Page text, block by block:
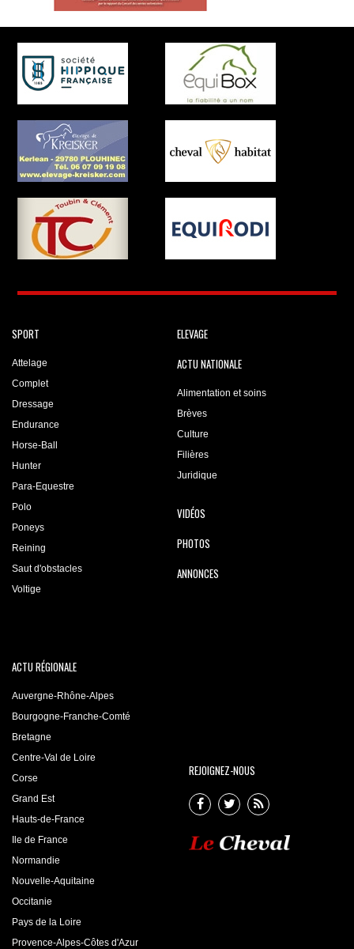
SPORT
Attelage
Complet
Dressage
Endurance
Horse-Ball
Hunter
Para-Equestre
Polo
Poneys
Reining
Saut d'obstacles
Voltige
ELEVAGE
ACTU NATIONALE
Alimentation et soins
Brèves
Culture
Filières
Juridique
VIDÉOS
PHOTOS
ANNONCES
ACTU RÉGIONALE
Auvergne-Rhône-Alpes
Bourgogne-Franche-Comté
Bretagne
Centre-Val de Loire
Corse
Grand Est
Hauts-de-France
Ile de France
Normandie
Nouvelle-Aquitaine
Occitanie
Pays de la Loire
Provence-Alpes-Côtes d'Azur
REJOIGNEZ-NOUS